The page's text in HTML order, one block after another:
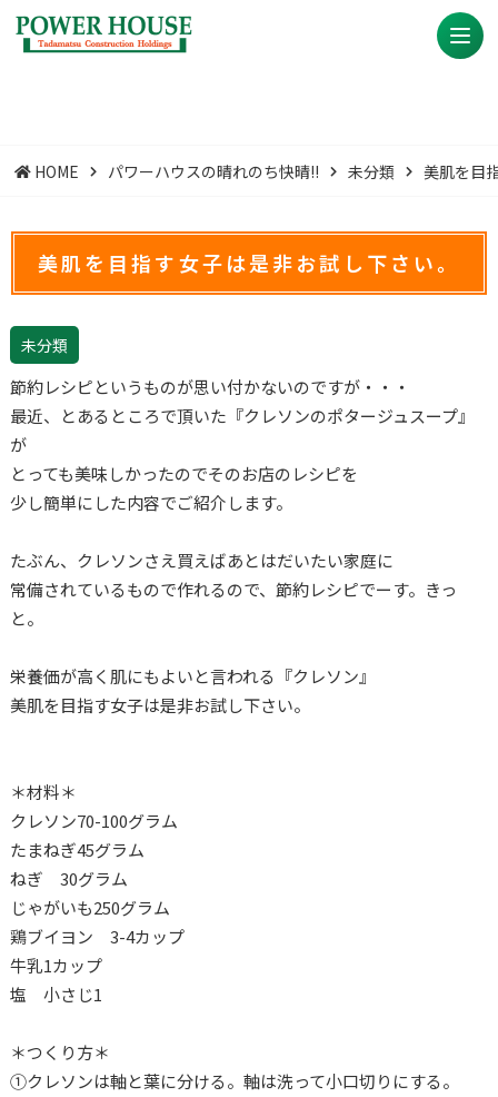
HOME パワーハウスの晴れのち快晴!! 未分類 美肌を目
美肌を目指す女子は是非お試し下さい。
未分類
節約レシピというものが思い付かないのですが・・・
最近、とあるところで頂いた『クレソンのポタージュスープ』
が
とっても美味しかったのでそのお店のレシピを
少し簡単にした内容でご紹介します。
たぶん、クレソンさえ買えばあとはだいたい家庭に
常備されているもので作れるので、節約レシピでーす。きっ
と。
栄養価が高く肌にもよいと言われる『クレソン』
美肌を目指す女子は是非お試し下さい。
＊材料＊
クレソン70-100グラム
たまねぎ45グラム
ねぎ 30グラム
じゃがいも250グラム
鶏ブイヨン 3-4カップ
牛乳1カップ
塩 小さじ1
＊つくり方＊
①クレソンは軸と葉に分ける。軸は洗って小口切りにする。